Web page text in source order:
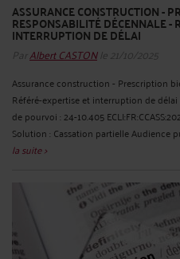
ASSURANCE CONSTRUCTION -
RESPONSABILITÉ DÉCENNALE -
INTERRUPTION DE DÉLAI
ParAlbert CASTONle 21/10/2025
Assurance construction - Prescription
Référé-expertise et interruption de
de pourvoi : 24-10.405
Solution : Cassation partielle Audience
la suite >